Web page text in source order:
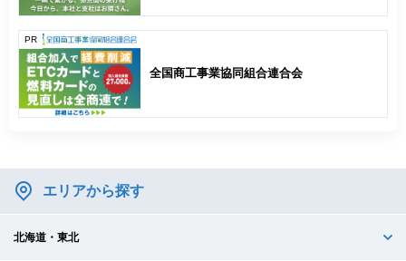
PR
全国商工事業協同組合連合会
エリアから探す
北海道・東北